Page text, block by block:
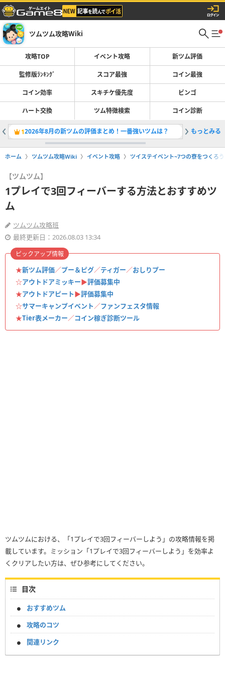
ツムツム攻略Wiki
攻略TOP イベント攻略 新ツム評価
監修版ﾗﾝｷﾝｸﾞ スコア最強 コイン最強
コイン効率 スキチケ優先度 ビンゴ
ハート交換 ツム特徴検索 コイン診断
12026年8月の新ツムの評価まとめ！一番強いツムは？ 2ツムツ
もっとみる
ホーム ツムツム攻略Wiki イベント攻略 ツイステイベント~7つの寮をつくろ
【ツムツム】
1プレイで3回フィーバーする方法とおすすめツ
ム
ツムツム攻略班
最終更新日：2026.08.03 13:34
★新ツム評価／プー＆ピグ／ティガー／おしりプー
☆アウトドアミッキー▶︎評価募集中
★アウトドアピート▶︎評価募集中
☆サマーキャンプイベント／ファンフェスタ情報
★Tier表メーカー／コイン稼ぎ診断ツール
ピックアップ情報
ツムツムにおける、「1プレイで3回フィーバーしよう」の攻略情報を掲
載しています。ミッション「1プレイで3回フィーバーしよう」を効率よ
くクリアしたい方は、ぜひ参考にしてください。
目次
おすすめツム
攻略のコツ
関連リンク